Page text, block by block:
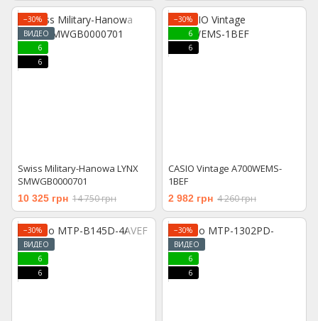
−30%
ВИДЕО
6
6
Swiss Military-Hanowa LYNX
SMWGB0000701
10 325 грн 14 750 грн
−30%
6
6
CASIO Vintage A700WEMS-
1BEF
2 982 грн 4 260 грн
−30%
ВИДЕО
6
6
−30%
ВИДЕО
6
6